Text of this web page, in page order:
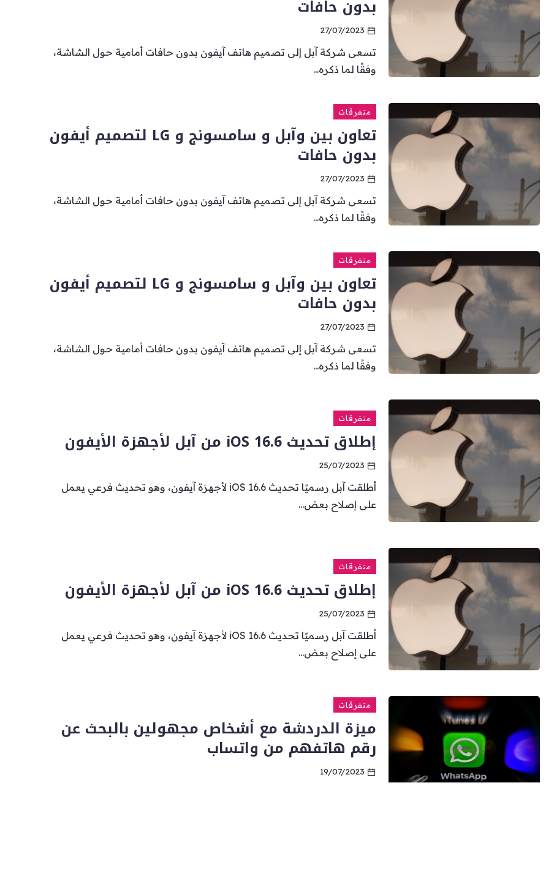
بدون حافات
27/07/2023
تسعى شركة آبل إلى تصميم هاتف آيفون بدون حافات أمامية حول الشاشة،
وفقًا لما ذكره...
متفرقات
تعاون بين وآبل و سامسونج و LG لتصميم أيفون
بدون حافات
27/07/2023
تسعى شركة آبل إلى تصميم هاتف آيفون بدون حافات أمامية حول الشاشة،
وفقًا لما ذكره...
متفرقات
تعاون بين وآبل و سامسونج و LG لتصميم أيفون
بدون حافات
27/07/2023
تسعى شركة آبل إلى تصميم هاتف آيفون بدون حافات أمامية حول الشاشة،
وفقًا لما ذكره...
متفرقات
إطلاق تحديث iOS 16.6 من آبل لأجهزة الأيفون
25/07/2023
أطلقت آبل رسميًا تحديث iOS 16.6 لأجهزة آيفون، وهو تحديث فرعي يعمل
على إصلاح بعض...
متفرقات
إطلاق تحديث iOS 16.6 من آبل لأجهزة الأيفون
25/07/2023
أطلقت آبل رسميًا تحديث iOS 16.6 لأجهزة آيفون، وهو تحديث فرعي يعمل
على إصلاح بعض...
متفرقات
ميزة الدردشة مع أشخاص مجهولين بالبحث عن
رقم هاتفهم من واتساب
19/07/2023